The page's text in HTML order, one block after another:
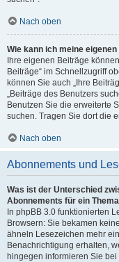
Nach oben
Wie kann ich meine
Ihre eigenen Beiträge
Beiträge“ im Schnellzugriff
können Sie auch „Ihre
„Beiträge des Benutzers
Benutzen Sie die erweiterte
suchen. Tragen Sie dort die
Nach oben
Abonnements und
Was ist der Unterschied
Abonnements für ein
In phpBB 3.0 funktionierten
Browsern: Sie bekamen
ähneln Lesezeichen mehr
Benachrichtigung erhalten,
hingegen informieren Sie